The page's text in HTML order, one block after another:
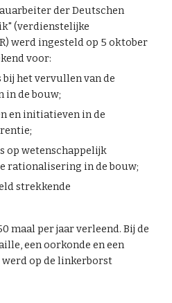
der Deutschen
(verdienstelijke
werd ingesteld op 5 oktober
voor:
het vervullen van de
in de bouw;
en initiatieven in de
op wetenschappelijk
rationalisering in de bouw;
strekkende
maal per jaar verleend. Bij de
een oorkonde en een
op de linkerborst